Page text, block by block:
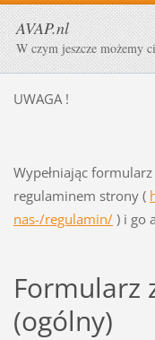
AVAP.nl
W czym jeszcze możemy
UWAGA !
Wypełniając formularz
regulaminem strony (
nas-/regulamin/) i go
Formularz
(ogólny)